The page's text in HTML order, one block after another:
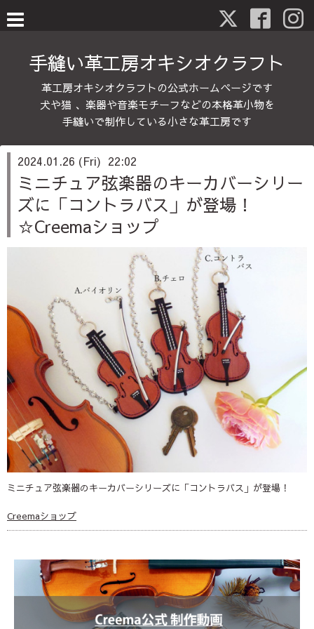
手縫い革工房オキシオクラフト
革工房オキシオクラフトの公式ホームページです
犬や猫 、楽器や音楽モチーフなどの本格革小物を
手縫いで制作している小さな革工房です
2024.01.26 (Fri) 22:02
ミニチュア弦楽器のキーカバーシリー
ズに「コントラバス」が登場！
☆Creemaショップ
ミニチュア弦楽器のキーカバーシリーズに「コントラバス」が登場！
Creemaショップ